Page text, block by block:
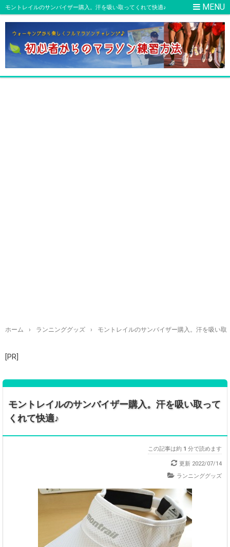
モントレイルのサンバイザー購入。汗を吸い取ってくれて快適♪
ホーム › ランニンググッズ › モントレイルのサンバイザー購入。汗を吸い取
[PR]
モントレイルのサンバイザー購入。汗を吸い取って
くれて快適♪
この記事は約 1 分で読めます
更新 2022/07/14
ランニンググッズ